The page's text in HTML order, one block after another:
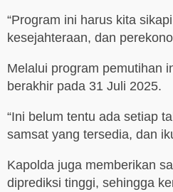
“Program ini harus kita
kesejahteraan, dan
Melalui program pemutihan
berakhir pada 31 Juli 2025.
“Ini belum tentu ada setiap
samsat yang tersedia, dan
Kapolda juga memberikan
diprediksi tinggi, sehingga